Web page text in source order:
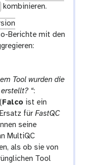
kombinieren.
Berichte mit den
Tool wurden die
“:
( Falco ist ein
fürFastQC
seine
MultiQC
als ob sie von
Tool